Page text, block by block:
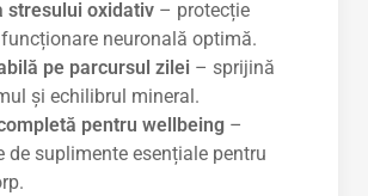
stresului oxidativ – protecție
neuronală optimă.
pe parcursul zilei – sprijină
și echilibrul mineral.
pentru wellbeing –
de suplimente esențiale pentru